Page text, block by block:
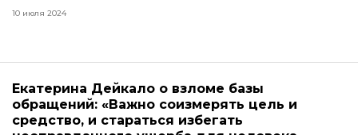
10 июля 2024
Екатерина Дейкало о взломе базы
обращений: «Важно соизмерять цель и
средство, и стараться избегать